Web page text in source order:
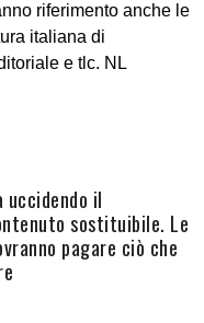
riferimento anche le
italiana di
e tlc. NL
uccidendo il
sostituibile. Le
pagare ciò che